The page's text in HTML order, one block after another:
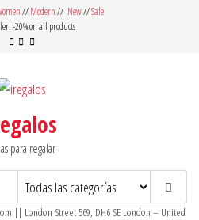
//Modern// New//Sale
-20% on all products
para regalar
|| London Street 569, DH6 SE London – United